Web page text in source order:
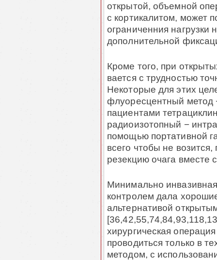
открытой, объемной
с кортикалитом, может
ограниченния нагрузки
дополнительной
Кроме того, при
вается с трудностью
Некоторые для этих
флуоресцентный метод
пациентами
радиоизотопный −
помощью портативной
всего чтобы не
резекцию очага вместе
Минимально
контролем дала
альтернативой
хирургическая
проводиться только в
методом, с